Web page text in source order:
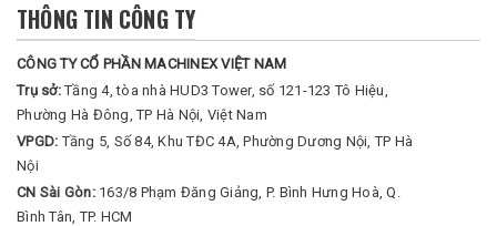
THÔNG TIN CÔNG TY
CÔNG TY CỔ PHẦN MACHINEX VIỆT NAM
Trụ sở:Tầng 4, tòa nhà HUD3 Tower, số 121-123 Tô Hiệu,
Phường Hà Đông, TP Hà Nội, Việt Nam
VPGD:Tầng 5, Số 84, Khu TĐC 4A, Phường Dương Nội, TP Hà
Nội
CN Sài Gòn: 163/8 Phạm Đăng Giảng, P. Bình Hưng Hoà, Q.
Bình Tân, TP. HCM